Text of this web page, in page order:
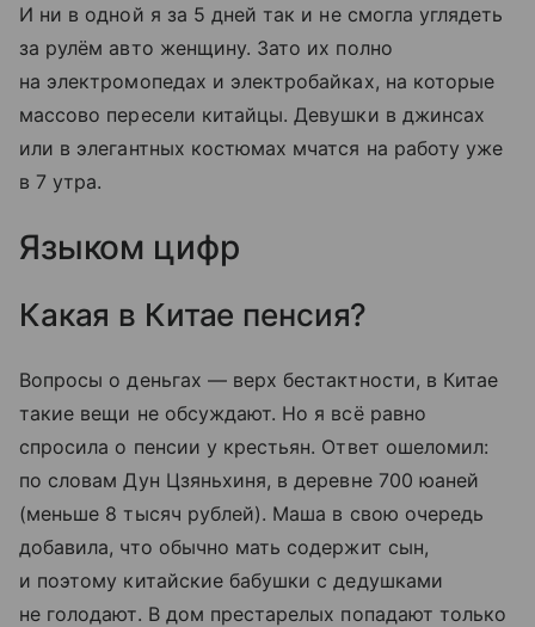
И ни в одной я за 5 дней так и не смогла углядеть
за рулём авто женщину. Зато их полно
на электромопедах и электробайках, на которые
массово пересели китайцы. Девушки в джинсах
или в элегантных костюмах мчатся на работу уже
в 7 утра.
Языком цифр
Какая в Китае пенсия?
Вопросы о деньгах — верх бестактности, в Китае
такие вещи не обсуждают. Но я всё равно
спросила о пенсии у крестьян. Ответ ошеломил:
по словам Дун Цзяньхиня, в деревне 700 юаней
(меньше 8 тысяч рублей). Маша в свою очередь
добавила, что обычно мать содержит сын,
и поэтому китайские бабушки с дедушками
не голодают. В дом престарелых попадают только